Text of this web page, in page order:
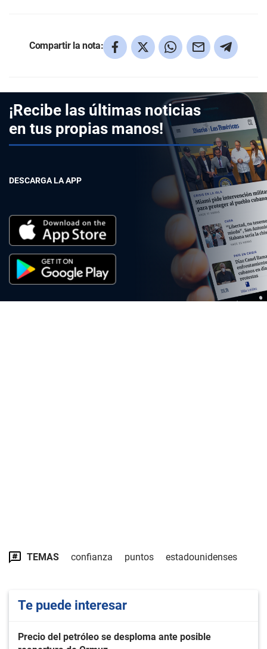
Compartir la nota:
¡Recibe las últimas noticias
en tus propias manos!
DESCARGA LA APP
TEMAS confianza puntos estadounidenses
Te puede interesar
Precio del petróleo se desploma ante posible